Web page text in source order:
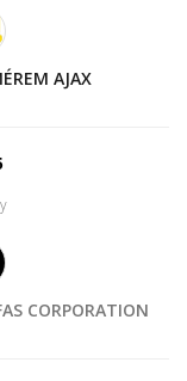
AJAX
CORPORATION